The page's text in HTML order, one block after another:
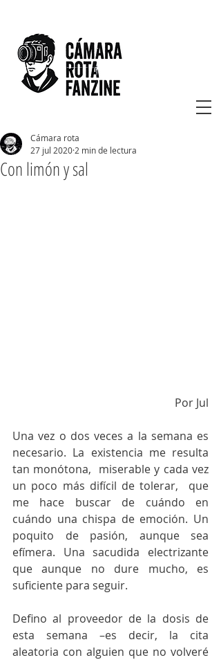
Con limón y sal
Cámara rota
27 jul 2020 2 min de lectura
Por Jul
Una vez o dos veces a la semana es
necesario. La existencia me resulta
tan monótona,  miserable y cada vez
un poco más difícil de tolerar,  que
me hace buscar de cuándo en
cuándo una chispa de emoción. Un
poquito de pasión, aunque sea
efímera. Una sacudida electrizante
que aunque no dure mucho, es
suficiente para seguir.
Defino al proveedor de la dosis de
esta semana –es decir, la cita
aleatoria con alguien que no volveré